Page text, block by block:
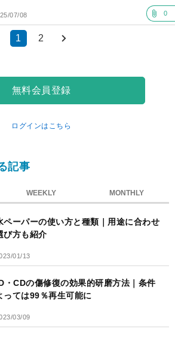
07/08 0
1 2
無料会員登録
ログインはこちら
記事
WEEKLY MONTHLY
ペーパーの使い方と種類｜用途に合わせ
び方も紹介
01/13
・CDの傷修復の効果的研磨方法｜条件
っては99％再生可能に
03/09